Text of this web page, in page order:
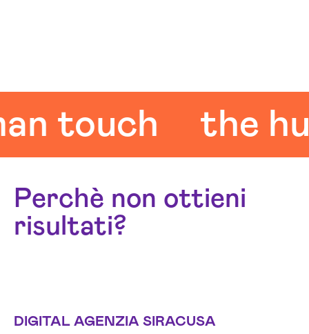
the
Perchè non ottieni
risultati?
DIGITAL AGENZIA SIRACUSA